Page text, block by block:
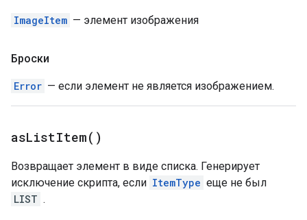
ImageItem — элемент изображения
Броски
Error — если элемент не является изображением.
asListItem( )
Возвращает элемент в виде списка. Генерирует
исключение скрипта, если ItemType еще не был
LIST .